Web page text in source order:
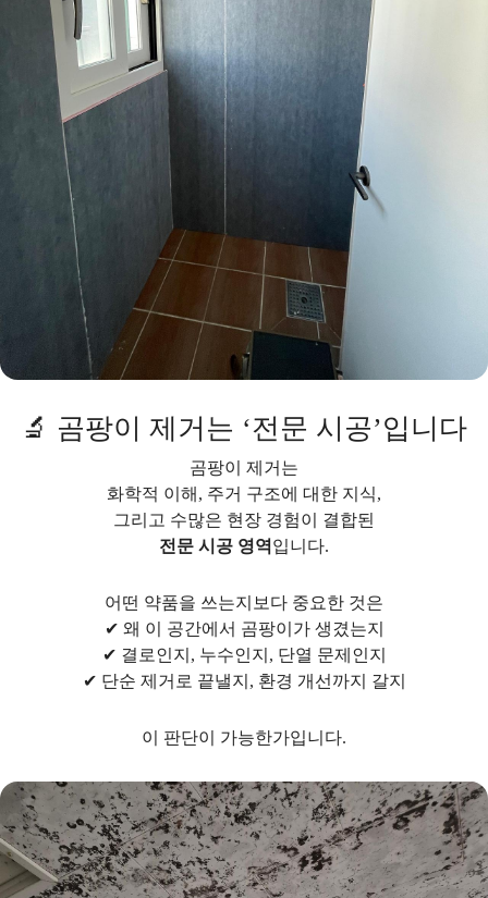
🔬 곰팡이 제거는 ‘전문 시공’입니다
곰팡이 제거는
화학적 이해, 주거 구조에 대한 지식,
그리고 수많은 현장 경험이 결합된
전문 시공 영역 입니다.
어떤 약품을 쓰는지보다 중요한 것은
✔ 왜 이 공간에서 곰팡이가 생겼는지
✔ 결로인지, 누수인지, 단열 문제인지
✔ 단순 제거로 끝낼지, 환경 개선까지 갈지
이 판단이 가능한가입니다.